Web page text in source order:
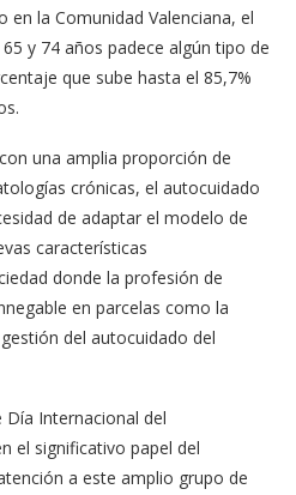
en la Comunidad Valenciana, el
y 74 años padece algún tipo de
que sube hasta el 85,7%
una amplia proporción de
crónicas, el autocuidado
de adaptar el modelo de
características
donde la profesión de
en parcelas como la
del autocuidado del
Día Internacional del
el significativo papel del
a este amplio grupo de